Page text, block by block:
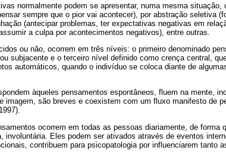
normalmente podem se apresentar, numa mesma situação,
sempre que o pior vai acontecer), por abstração seletiva
(antecipar problemas, ter expectativas negativas em
a culpa por acontecimentos negativos), entre outras.
ou não, ocorrem em três níveis: o primeiro denominado
subjacente e o terceiro nível definido como crença central,
automáticos, quando o indivíduo se coloca diante de
àqueles pensamentos espontâneos, fluem na mente,
imagem, são breves e coexistem com um fluxo manifesto de
ocorrem em todas as pessoas diariamente, de forma
involuntária. Eles podem ser ativados através de eventos
contribuem para psicopatologia por influenciarem tanto